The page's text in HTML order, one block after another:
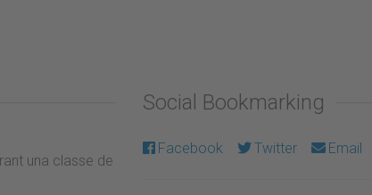
una classe de
Social Bookmarking
Facebook Twitter Email